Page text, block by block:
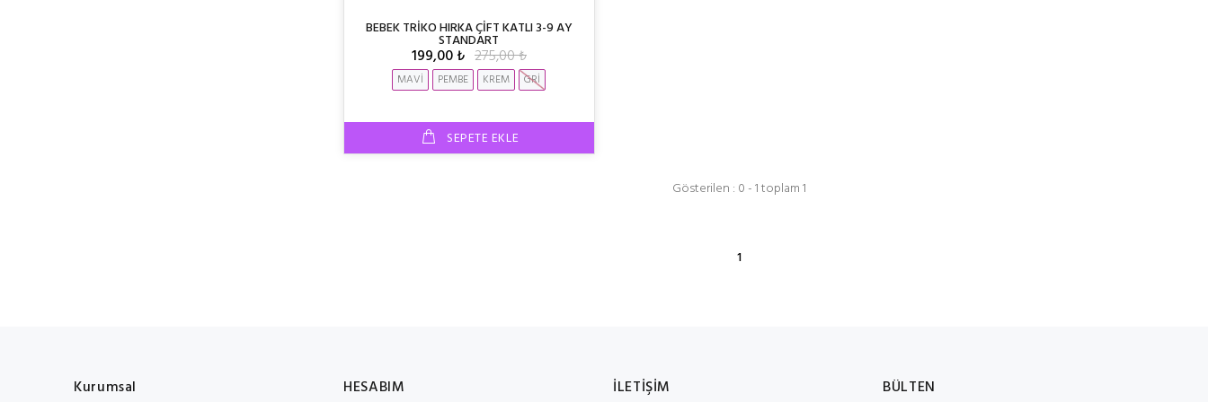
BEBEK TRİKO HIRKA ÇİFT KATLI 3-9 AY
STANDART
199,00 ₺ 275,00 ₺
MAVİ PEMBE KREM GRİ
SEPETE EKLE
Gösterilen : 0 - 1 toplam 1
1
Kurumsal HESABIM İLETİŞİM BÜLTEN